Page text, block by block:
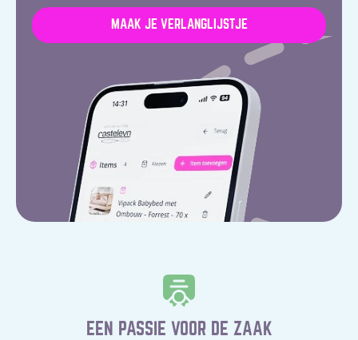
MAAK JE VERLANGLIJSTJE
EEN PASSIE VOOR DE ZAAK